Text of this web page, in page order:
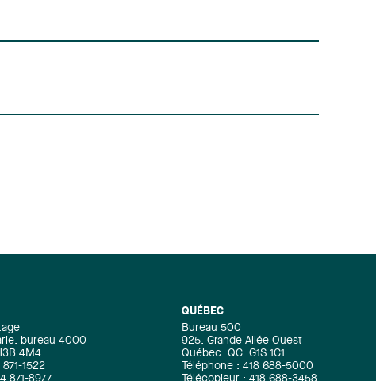
bureau 4000
4M4
871-1522
871-8977
QUÉBEC
Bureau 500
925, Grande Allée Ouest
Québec QC G1S 1C1
Téléphone : 418 688-5000
Télécopieur : 418 688-3458